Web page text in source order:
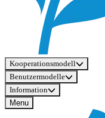
Kooperationsmodell
Benutzermodelle
Information
Menu